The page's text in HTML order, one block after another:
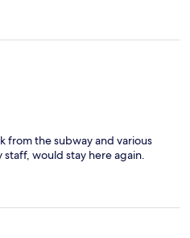
from the subway and various
would stay here again.